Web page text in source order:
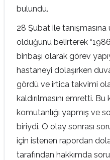
bulundu.
28 Şubat ile
olduğunu belirterek
binbaşı olarak görev
hastaneyi dolaşırken
gördü ve irtica takvimi
kaldırılmasını emretti.
komutanlığı yapmış ve
biriydi. O olay sonrası
için istenen rapordan
tarafından hakkımda